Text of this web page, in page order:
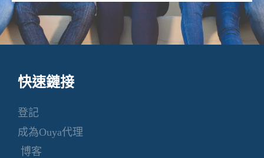
快速鏈接
登記
成為Ouya代理
博客